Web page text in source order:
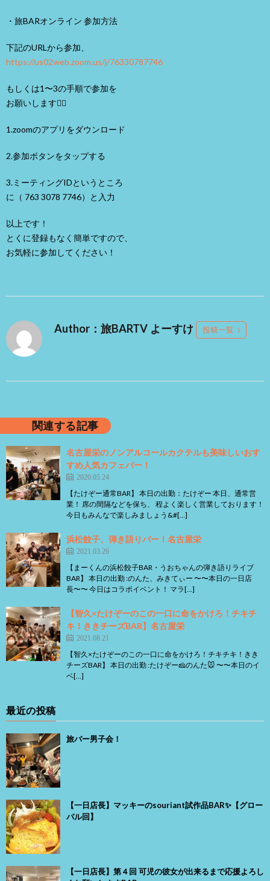
・旅BARオンライン 参加方法
下記のURLから参加、
https://us02web.zoom.us/j/76330787746
もしくは1〜3の手順で参加を
お願いします🙇‍♂️
1.zoomのアプリをダウンロード
2.参加ボタンをタップする
3.ミーティングIDというところ
に（ 763 3078 7746）と入力
以上です！
とくに登録もなく簡単ですので、
お気軽に参加してください！
Author：旅BARTV よーすけ 投稿一覧
関連する記事
名古屋栄のノンアルコールカクテルも美味しいおす
すめ人気カフェバー！
2020.05.24
【たけぞー通常BAR】 本日の出勤：たけぞー 本日、通常営
業！ 席の間隔などを保ち、 程よく楽しく営業しております！
今日もみんなで楽しみましょう&#[…]
浜松餃子、弾き語りバー！名古屋栄
2021.03.26
【まーくんの浜松餃子BAR・うおちゃんの弾き語りライブ
BAR】 本日の出勤 :のんた、みきてぃー 〜〜本日の一日店
長〜〜 今日はコラボイベント！ マラ[…]
【智久×たけぞーのこの一口に命をかけろ！チキチ
キ！ききチーズBAR】名古屋栄
2021.08.21
【智久×たけぞーのこの一口に命をかけろ！チキチキ！きき
チーズBAR】 本日の出勤 :たけぞー🧀のんた🐭 〜〜本日のイ
ベ[…]
最近の投稿
旅バー男子会！
【一日店長】マッキーのsouriant試作品BAR✨【グロー
バル回】
【一日店長】第４回 可児の彼女が出来るまで応援よろし